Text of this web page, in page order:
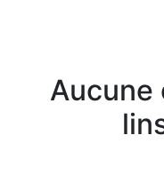
Aucune